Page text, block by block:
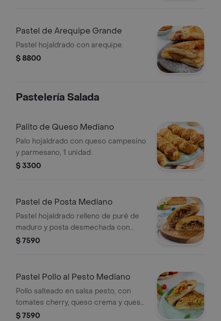
Pastel de Arequipe Grande
Pastel hojaldrado con arequipe.
$ 8800
Pastelería Salada
Palito de Queso Mediano
Palo hojaldrado con queso campesino
y parmesano, 1 unidad.
$ 3300
Pastel de Posta Mediano
Pastel hojaldrado relleno de puré de
maduro y posta desmechada con
hogao, 1 unidad.
$ 7590
Pastel Pollo al Pesto Mediano
Pollo salteado en salsa pesto, con
tomates cherry, queso crema y queso
parmesano, 1 unidad.
$ 7590